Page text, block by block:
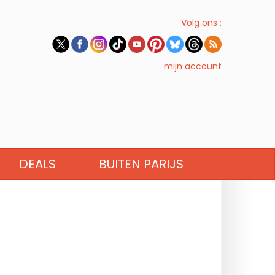
Volg ons :
mijn account
DEALS BUITEN PARIJS